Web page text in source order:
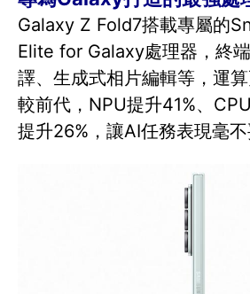
Galaxy Z Fold7搭載專屬的
Elite for Galaxy處理器，終
譯、生成式相片編輯等，運
較前代，NPU提升41%、
提升26%，讓AI任務表現毫不